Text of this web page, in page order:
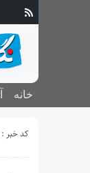
خانه
کد خبر : 148031